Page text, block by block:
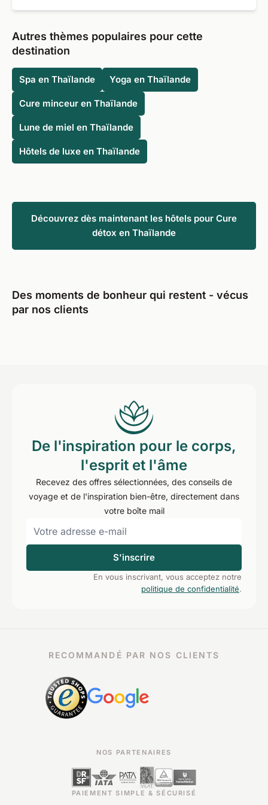
seconde.
pour les amoureux de la nature et pour les amateurs de
France, il est particulièrement facile de prendre ses
distances avec le téléphone portable et les médias
numérique se combinent bien sûr parfaitement.
Autres thèmes populaires pour cette
destination
Spa en Thaïlande Yoga en Thaïlande
Cure minceur en Thaïlande
Lune de miel en Thaïlande
Hôtels de luxe en Thaïlande
Découvrez dès maintenant les hôtels pour Cure
détox en Thaïlande
Des moments de bonheur qui restent - vécus
par nos clients
De l'inspiration pour le corps,
l'esprit et l'âme
Recevez des offres sélectionnées, des conseils de
voyage et de l'inspiration bien-être, directement dans
votre boîte mail
S'inscrire
En vous inscrivant, vous acceptez notre
politique de confidentialité.
RECOMMANDÉ PAR NOS CLIENTS
NOS PARTENAIRES
PAIEMENT SIMPLE & SÉCURISÉ